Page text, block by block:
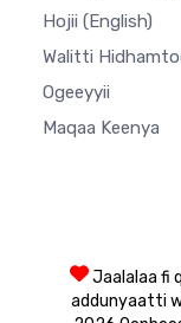
Hojii (English)
Walitti
Ogeeyyii
Maqaa Keenya
Jaalalaa fi
addunyaatti